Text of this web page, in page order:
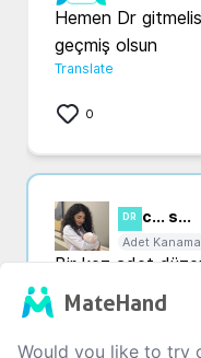
Hemen Dr
geçmiş olsun
Translate
0
DR c... s...
Adet
Bir kez adet
teşkil
süreklilik arz
MateHand
Would you like to try